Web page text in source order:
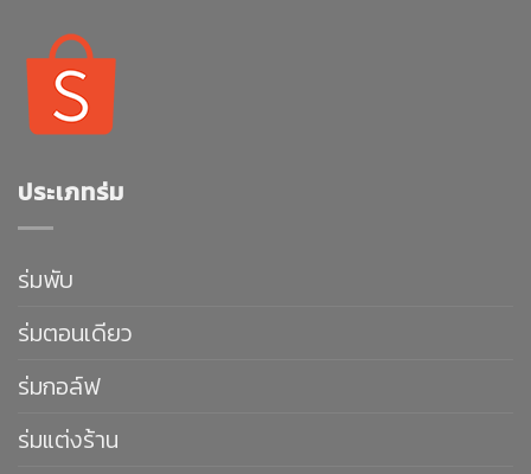
ประเภทร่ม
ร่มพับ
ร่มตอนเดียว
ร่มกอล์ฟ
ร่มแต่งร้าน